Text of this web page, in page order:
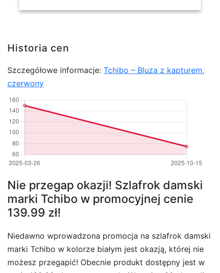
Historia cen
Szczegółowe informacje: Tchibo – Bluza z kapturem,
czerwony
Nie przegap okazji! Szlafrok damski
marki Tchibo w promocyjnej cenie
139.99 zł!
Niedawno wprowadzona promocja na szlafrok damski
marki Tchibo w kolorze białym jest okazją, której nie
możesz przegapić! Obecnie produkt dostępny jest w